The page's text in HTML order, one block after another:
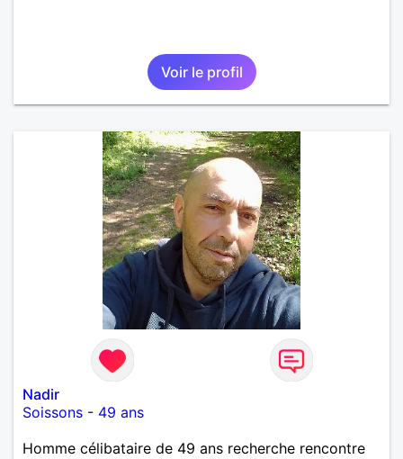
Voir le profil
Nadir
Soissons - 49 ans
Homme célibataire de 49 ans recherche rencontre